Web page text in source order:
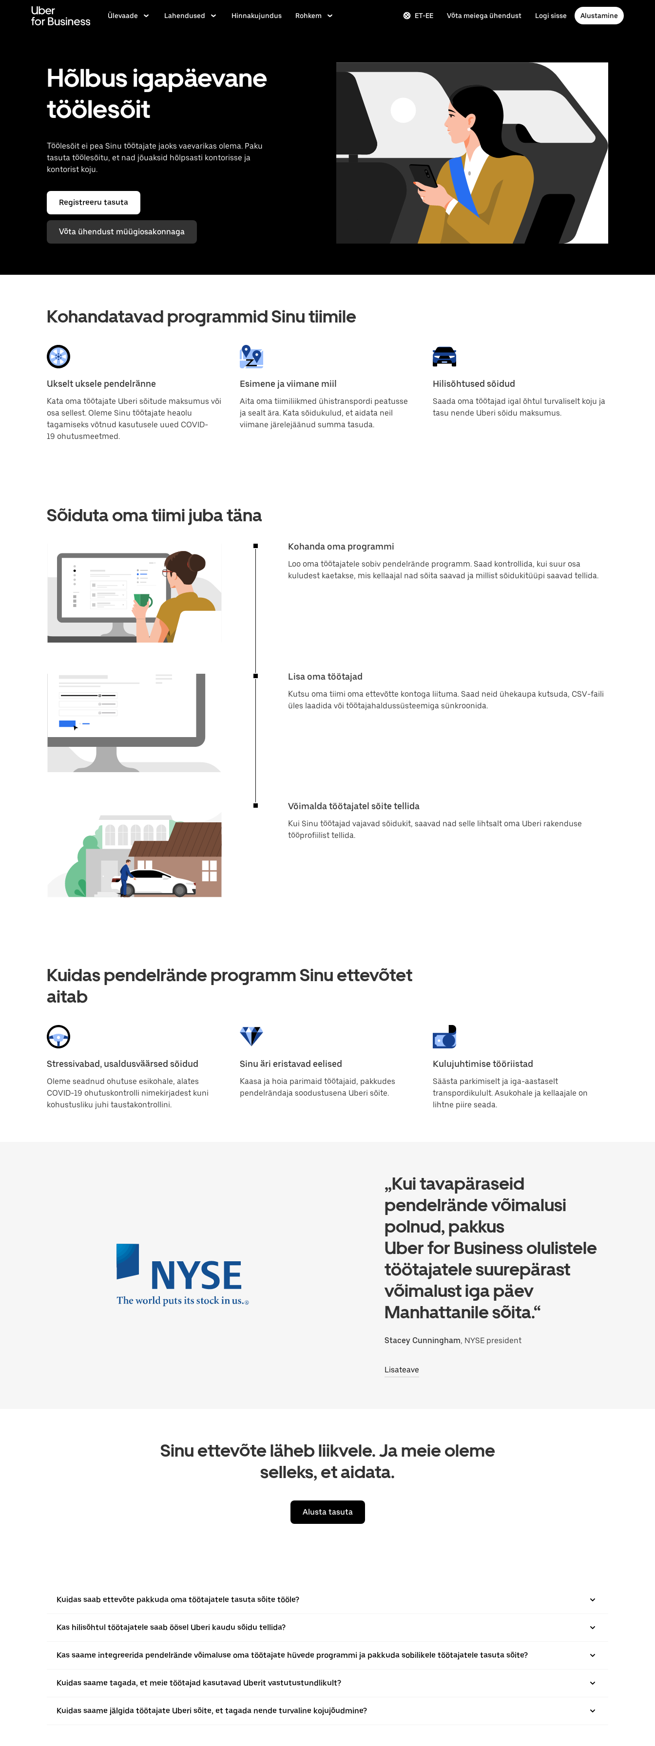
Ülevaade Lahendused Hinnakujundus Rohkem ET-EE Võta meiega ühendust Logi sisse Alustamine
Hõlbus igapäevane
töölesõit
Töölesõit ei pea Sinu töötajate jaoks vaevarikas olema. Paku
tasuta töölesõitu, et nad jõuaksid hõlpsasti kontorisse ja
kontorist koju.
Registreeru tasuta
Võta ühendust müügiosakonnaga
Kohandatavad programmid Sinu tiimile
Ukselt uksele pendelränne
Kata oma töötajate Uberi sõitude maksumus või
osa sellest. Oleme Sinu töötajate heaolu
tagamiseks võtnud kasutusele uued COVID-
19 ohutusmeetmed.
Esimene ja viimane miil
Aita oma tiimiliikmed ühistranspordi peatusse
ja sealt ära. Kata sõidukulud, et aidata neil
viimane järelejäänud summa tasuda.
Hilisõhtused sõidud
Saada oma töötajad igal õhtul turvaliselt koju ja
tasu nende Uberi sõidu maksumus.
Sõiduta oma tiimi juba täna
Kohanda oma programmi
Loo oma töötajatele sobiv pendelrände programm. Saad kontrollida, kui suur osa
kuludest kaetakse, mis kellaajal nad sõita saavad ja millist sõidukitüüpi saavad tellida.
Lisa oma töötajad
Kutsu oma tiimi oma ettevõtte kontoga liituma. Saad neid ühekaupa kutsuda, CSV-faili
üles laadida või töötajahaldussüsteemiga sünkroonida.
Võimalda töötajatel sõite tellida
Kui Sinu töötajad vajavad sõidukit, saavad nad selle lihtsalt oma Uberi rakenduse
tööprofiilist tellida.
Kuidas pendelrände programm Sinu ettevõtet
aitab
Stressivabad, usaldusväärsed sõidud
Oleme seadnud ohutuse esikohale, alates
COVID-19 ohutuskontrolli nimekirjadest kuni
kohustusliku juhi taustakontrollini.
Sinu äri eristavad eelised
Kaasa ja hoia parimaid töötajaid, pakkudes
pendelrändaja soodustusena Uberi sõite.
Kulujuhtimise tööriistad
Säästa parkimiselt ja iga-aastaselt
transpordikulult. Asukohale ja kellaajale on
lihtne piire seada.
„Kui tavapäraseid
pendelrände võimalusi
polnud, pakkus
Uber for Business olulistele
töötajatele suurepärast
võimalust iga päev
Manhattanile sõita.“
Stacey Cunningham, NYSE president
Lisateave
Sinu ettevõte läheb liikvele. Ja meie oleme
selleks, et aidata.
Alusta tasuta
Kuidas saab ettevõte pakkuda oma töötajatele tasuta sõite tööle?
Kas hilisõhtul töötajatele saab öösel Uberi kaudu sõidu tellida?
Kas saame integreerida pendelrände võimaluse oma töötajate hüvede programmi ja pakkuda sobilikele töötajatele tasuta sõite?
Kuidas saame tagada, et meie töötajad kasutavad Uberit vastutustundlikult?
Kuidas saame jälgida töötajate Uberi sõite, et tagada nende turvaline kojujõudmine?